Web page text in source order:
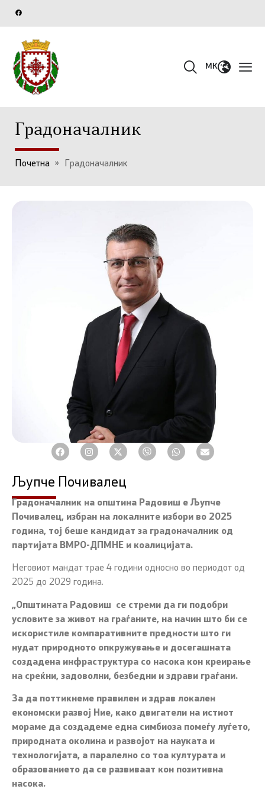
MK
Градоначалник
Почетна » Градоначалник
Љупче Почивалец
Градоначалник на општина Радовиш е Љупче
Почивалец, избран на локалните избори во 2025
година, тој беше кандидат за градоначалник од
партијата ВМРО-ДПМНЕ и коалицијата.
Неговиот мандат трае 4 години односно во периодот од
2025 до 2029 година.
„Општината Радовиш се стреми да ги подобри
условите за живот на граѓаните, на начин што би се
искористиле компаративните предности што ги
нудат природното опкружување и досегашната
создадена инфраструктура со насока кон креирање
на среќни, задоволни, безбедни и здрави граѓани.
За да поттикнеме правилен и здрав локален
економски развој Ние, како двигатели на истиот
мораме да создадеме една симбиоза помеѓу луѓето,
природната околина и развојот на науката и
технологијата, а паралелно со тоа културата и
образованието да се развиваат кон позитивна
насока.